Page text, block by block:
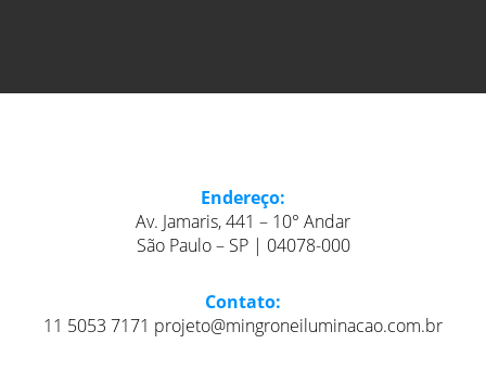
Endereço:
Av. Jamaris, 441 – 10° Andar
São Paulo – SP | 04078-000
Contato:
11 5053 7171 projeto@mingroneiluminacao.com.br